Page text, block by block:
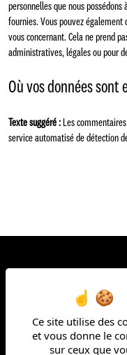
Ce site utilise des
et vous donne le
sur ceux que
personnelles que nous
fournies. Vous pouvez également
vous concernant. Cela ne prend
administratives, légales ou pour
Où vos données sont
Texte suggéré : Les
service automatisé de détection